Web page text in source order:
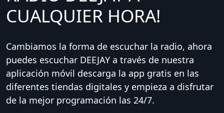
CUALQUIER HORA!
Cambiamos la forma de escuchar la radio, ahora
puedes escuchar DEEJAY a través de nuestra
aplicación móvil descarga la app gratis en las
diferentes tiendas digitales y empieza a disfrutar
de la mejor programación las 24/7.